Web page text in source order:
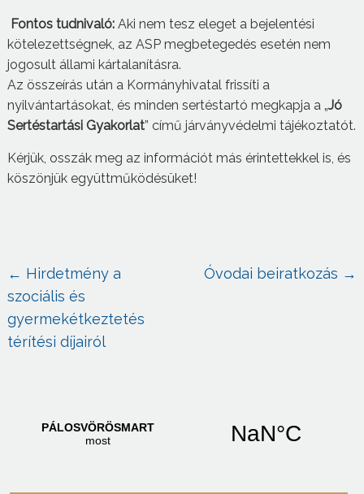
Fontos tudnivaló:Aki nem tesz eleget a bejelentési
kötelezettségnek, az ASP megbetegedés esetén nem
jogosult állami kártalanításra.
Az összeírás után a Kormányhivatal frissíti a
nyilvántartásokat, és minden sertéstartó megkapja a „Jó
Sertéstartási Gyakorlat” című járványvédelmi tájékoztatót.
Kérjük, osszák meg az információt más érintettekkel is, és
köszönjük együttműködésüket!
← Hirdetmény a
szociális és
gyermekétkeztetés
térítési díjairól
Óvodai beiratkozás →